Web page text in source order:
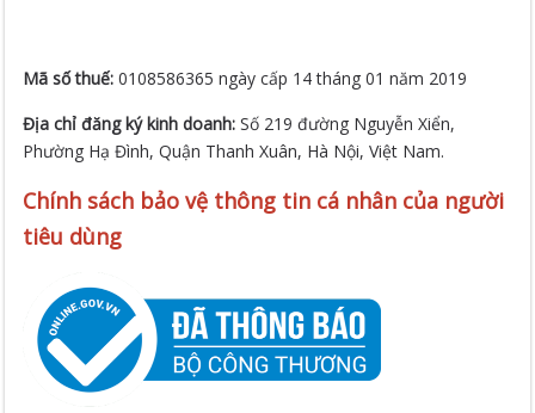
Mã số thuế:0108586365 ngày cấp 14 tháng 01 năm 2019
Địa chỉ đăng ký kinh doanh:Số 219 đường Nguyễn Xiển,
Phường Hạ Đình, Quận Thanh Xuân, Hà Nội, Việt Nam.
Chính sách bảo vệ thông tin cá nhân của người
tiêu dùng